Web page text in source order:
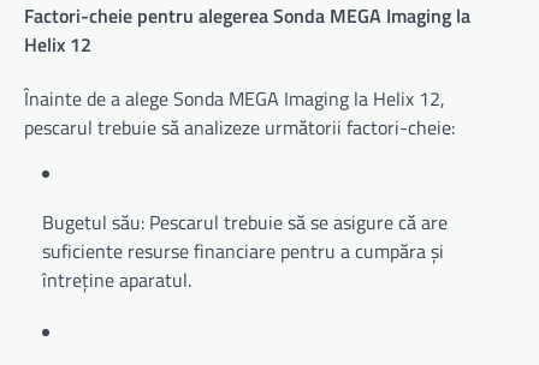
Factori-cheie pentru alegerea Sonda MEGA Imaging la
Helix 12
Înainte de a alege Sonda MEGA Imaging la Helix 12,
pescarul trebuie să analizeze următorii factori-cheie:
Bugetul său: Pescarul trebuie să se asigure că are
suficiente resurse financiare pentru a cumpăra și
întreține aparatul.